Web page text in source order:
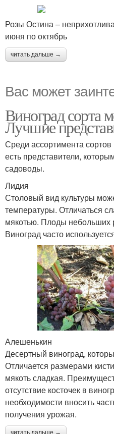
Розы Остина –
июня по октябрь
читать дальше →
Вас может
Виноград сорта
Лучшие
Среди ассортимента
есть представители,
садоводы.
Лидия
Столовый вид культуры
температуры. Отличаться
мякотью. Плоды небольших
Виноград часто
Алешенькин
Десертный виноград,
Отличается размерами
мякоть сладкая.
отсутствие косточек в
необходимости вносить
получения урожая.
читать дальше →